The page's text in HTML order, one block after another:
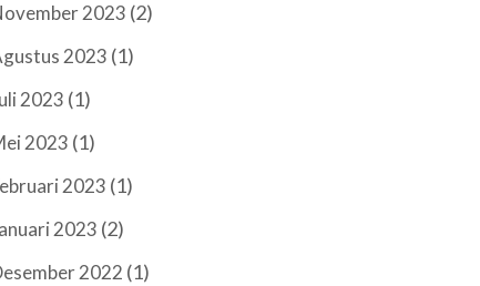
2023 (2)
2023 (1)
2023 (1)
2023 (1)
2023 (1)
2023 (2)
2022 (1)